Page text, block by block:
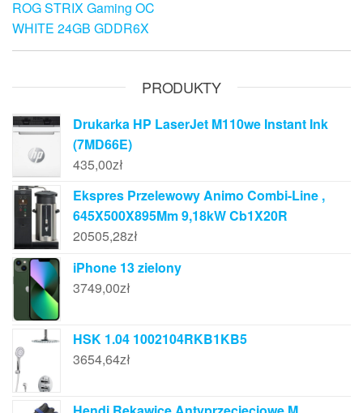
ROG STRIX Gaming OC
WHITE 24GB GDDR6X
PRODUKTY
Drukarka HP LaserJet M110we Instant Ink
(7MD66E)
435,00zł
Ekspres Przelewowy Animo Combi-Line ,
645X500X895Mm 9,18kW Cb1X20R
20505,28zł
iPhone 13 zielony
3749,00zł
HSK 1.04 1002104RKB1KB5
3654,64zł